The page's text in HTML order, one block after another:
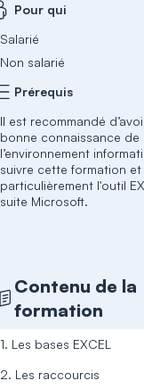
Pour qui
Salarié
Non salarié
Prérequis
Il est recommandé
bonne connaissance de
l’environnement
suivre cette formation et
particulièrement l'outil
suite Microsoft.
Contenu de la
formation
1. Les bases EXCEL
2. Les raccourcis